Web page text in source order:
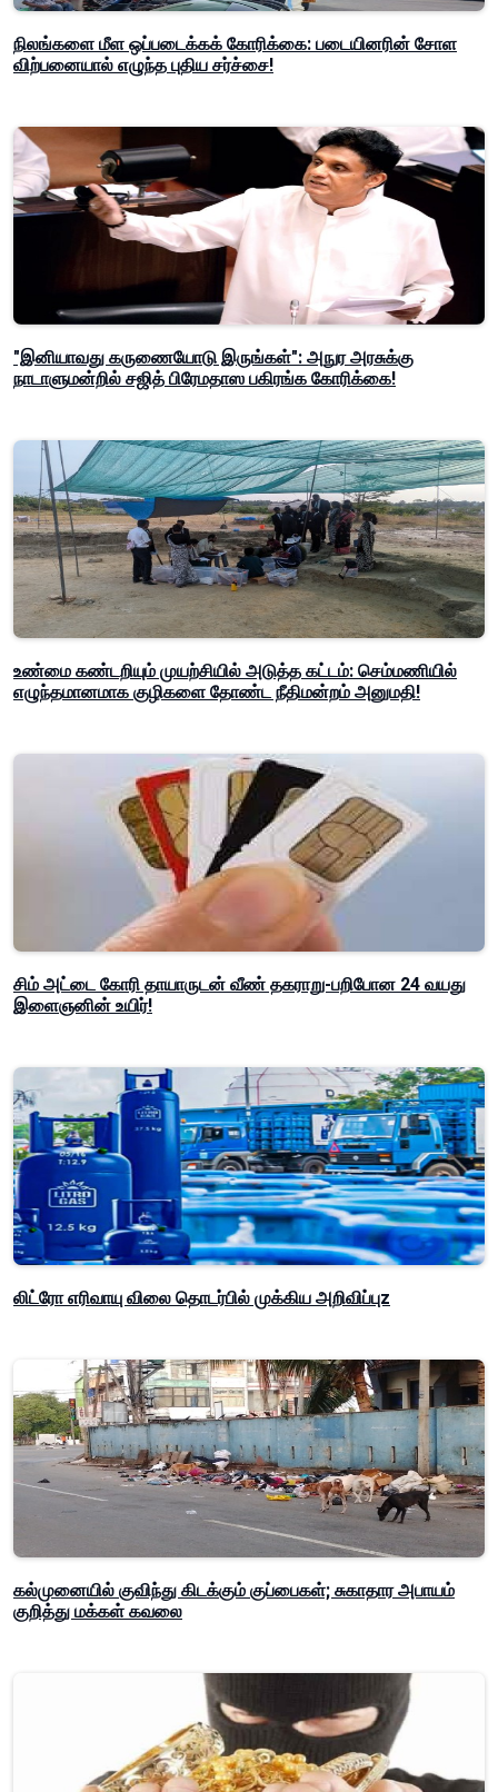
நிலங்களை மீள ஒப்படைக்கக் கோரிக்கை: படையினரின் சோள
விற்பனையால் எழுந்த புதிய சர்ச்சை!
"இனியாவது கருணையோடு இருங்கள்": அநுர அரசுக்கு
நாடாளுமன்றில் சஜித் பிரேமதாஸ பகிரங்க கோரிக்கை!
உண்மை கண்டறியும் முயற்சியில் அடுத்த கட்டம்: செம்மணியில்
எழுந்தமானமாக குழிகளை தோண்ட நீதிமன்றம் அனுமதி!
சிம் அட்டை கோரி தாயாருடன் வீண் தகராறு-பறிபோன 24 வயது
இளைஞனின் உயிர்!
லிட்ரோ எரிவாயு விலை தொடர்பில் முக்கிய அறிவிப்புz
கல்முனையில் குவிந்து கிடக்கும் குப்பைகள்; சுகாதார அபாயம்
குறித்து மக்கள் கவலை